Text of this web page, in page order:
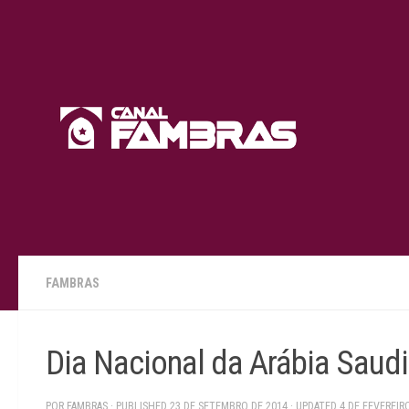
FAMBRAS
Dia Nacional da Arábia
POR FAMBRAS · PUBLISHED 23 DE SETEMBRO DE 2014 · UPDATED 4 DE